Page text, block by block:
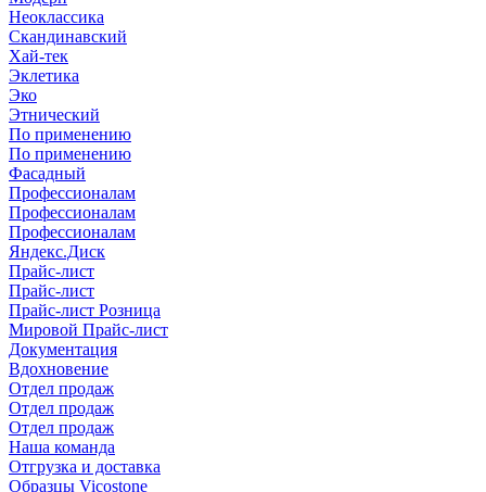
Неоклассика
Скандинавский
Хай-тек
Эклетика
Эко
Этнический
По применению
По применению
Фасадный
Профессионалам
Профессионалам
Профессионалам
Яндекс.Диск
Прайс-лист
Прайс-лист
Прайс-лист Розница
Мировой Прайс-лист
Документация
Вдохновение
Отдел продаж
Отдел продаж
Отдел продаж
Наша команда
Отгрузка и доставка
Образцы Vicostone